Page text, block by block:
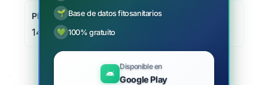
Plazo de seguridad
14 días
🌱 Base de datos fitosanitarios
💚 100% gratuito
Disponible en
Google Play